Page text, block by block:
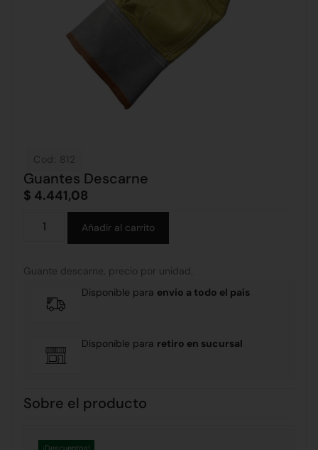
Cod: 812
Guantes Descarne
$ 4.441,08
Añadir al carrito
Guante descarne, precio por unidad.
Disponible para envío a todo el país
Disponible para retiro en sucursal
Sobre el producto